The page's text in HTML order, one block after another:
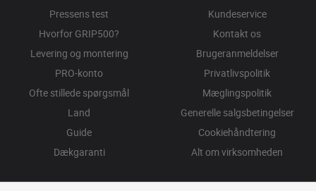
Pressens test
Hvorfor GRIP500?
Levering og montering
PRO-konto
Ofte stillede spørgsmål
Land
Guide
Dækgaranti
Kundeservice
Kontakt os
Brugeranmeldelser
Privatlivspolitik
Mæglingspolitik
Generelle salgsbetingelser
Cookiehåndtering
Alt om virksomheden